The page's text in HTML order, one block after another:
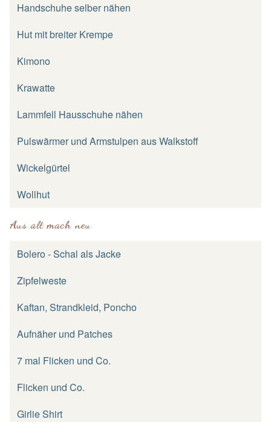
Handschuhe selber nähen
Hut mit breiter Krempe
Kimono
Krawatte
Lammfell Hausschuhe nähen
Pulswärmer und Armstulpen aus Walkstoff
Wickelgürtel
Wollhut
Aus alt mach neu
Bolero - Schal als Jacke
Zipfelweste
Kaftan, Strandkleid, Poncho
Aufnäher und Patches
7 mal Flicken und Co.
Flicken und Co.
Girlie Shirt